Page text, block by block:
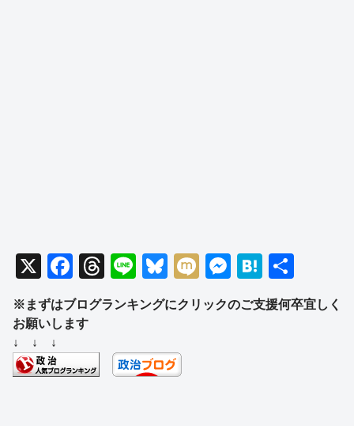
X
F
a
c
b
T
hr
e
d
Li
n
e
Bl
e
y
M
ixi
M
ss
H
at
e
有
※まずはブログランキングにクリックのご支援何卒宜しく
お願いします
↓ ↓ ↓